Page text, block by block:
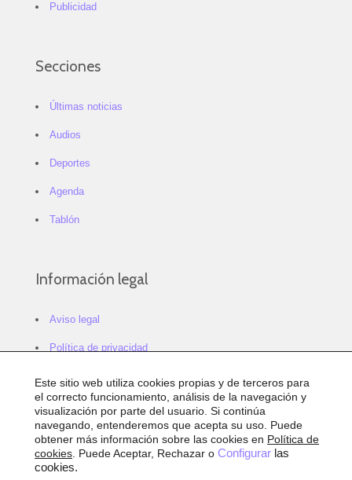
Publicidad
Secciones
Últimas noticias
Audios
Deportes
Agenda
Tablón
Información legal
Aviso legal
Política de privacidad
Política de cookies
Configurar cookies
Sitemap
Accesibilidad
Este sitio web utiliza cookies propias y de terceros para
el correcto funcionamiento, análisis de la navegación y
visualización por parte del usuario. Si continúa
navegando, entenderemos que acepta su uso. Puede
obtener más información sobre las cookies en Política de
cookies . Puede Aceptar, Rechazar o Configurar las
cookies.